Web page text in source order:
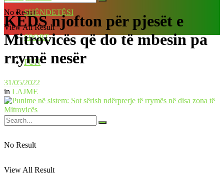
No Result
View All Result
SHËNDETËSI
SPORT
FUN
No Result
View All Result
KEDS njofton për pjesët e
Mitrovicës që do të mbesin pa
rrymë nesër
31/05/2022
in LAJME